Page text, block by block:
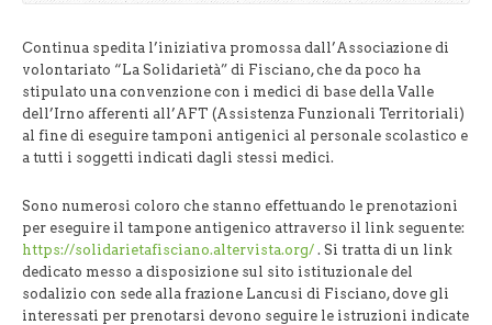
Continua spedita l’iniziativa promossa dall’Associazione di
volontariato “La Solidarietà” di Fisciano, che da poco ha
stipulato una convenzione con i medici di base della Valle
dell’Irno afferenti all’AFT (Assistenza Funzionali Territoriali)
al fine di eseguire tamponi antigenici al personale scolastico e
a tutti i soggetti indicati dagli stessi medici.
Sono numerosi coloro che stanno effettuando le prenotazioni
per eseguire il tampone antigenico attraverso il link seguente:
https://solidarietafisciano.altervista.org/ . Si tratta di un link
dedicato messo a disposizione sul sito istituzionale del
sodalizio con sede alla frazione Lancusi di Fisciano, dove gli
interessati per prenotarsi devono seguire le istruzioni indicate